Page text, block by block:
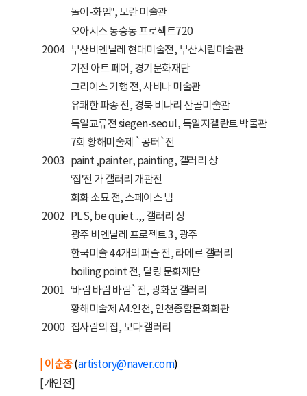
놀이-화엄”, 모란 미술관
오아시스 동숭동 프로젝트720
2004 부산비엔날레 현대미술전, 부산시립미술관
기전 아트 페어, 경기문화재단
그리이스 기행 전, 사비나 미술관
유쾌한 파종 전, 경북 비나리 산골미술관
독일교류전 siegen-seoul, 독일지겔란트 박물관
7회 황해미술제 `공터`전
2003
paint ,painter, painting, 갤러리 상
‘집’전 가 갤러리 개관전
회화 소묘 전, 스페이스 빔
2002
PLS, be quiet...,, 갤러리 상
광주 비엔날레 프로젝트 3, 광주
한국미술 44개의 퍼즐 전, 라메르 갤러리
boiling point 전, 달링 문화재단
2001
‘바람 바람 바람`전, 광화문갤러리
황해미술제 A4.인천, 인천종합문화회관
2000 집사람의 집, 보다 갤러리
| 이순종(artistory@naver.com)
[개인전]